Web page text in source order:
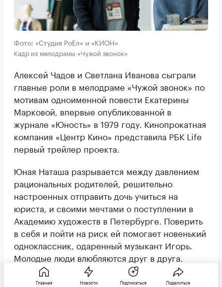
Фото: «Студия РоЕл» и «КИОН»
Кадр из мелодрамы «Чужой звонок»
Алексей Чадов и Светлана Иванова сыграли
главные роли в мелодраме «Чужой звонок» по
мотивам одноименной повести Екатерины
Марковой, впервые опубликованной в
журнале «Юность» в 1979 году. Кинопрокатная
компания «Центр Кино» представила РБК Life
первый трейлер проекта.
Юная Наташа разрывается между давлением
рациональных родителей, решительно
настроенных отправить дочь учиться на
юриста, и своими мечтами о поступлении в
Академию художеств в Петербурге. Поверить
в себя и пойти на риск ей помогает новенький
одноклассник, одаренный музыкант Игорь.
Молодые люди влюбляются друг в друга.
Спустя годы Наташа (Светлана Иванова) и
Игорь (Алексей Чадов) сталкиваются на
Главная Новости Подписаться Поделиться